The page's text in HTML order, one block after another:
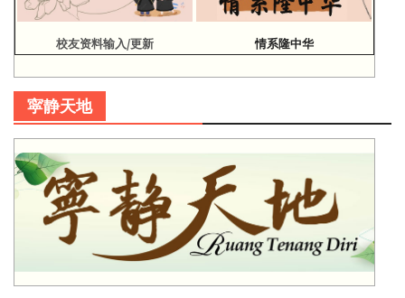
校友资料输入/更新 情系隆中华
寜静天地